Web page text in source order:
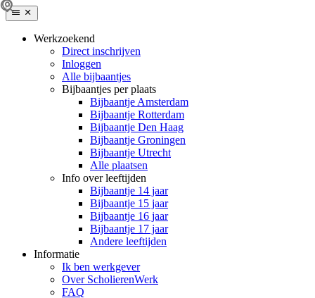
Werkzoekend
Direct inschrijven
Inloggen
Alle bijbaantjes
Bijbaantjes per plaats
Bijbaantje Amsterdam
Bijbaantje Rotterdam
Bijbaantje Den Haag
Bijbaantje Groningen
Bijbaantje Utrecht
Alle plaatsen
Info over leeftijden
Bijbaantje 14 jaar
Bijbaantje 15 jaar
Bijbaantje 16 jaar
Bijbaantje 17 jaar
Andere leeftijden
Informatie
Ik ben werkgever
Over ScholierenWerk
FAQ